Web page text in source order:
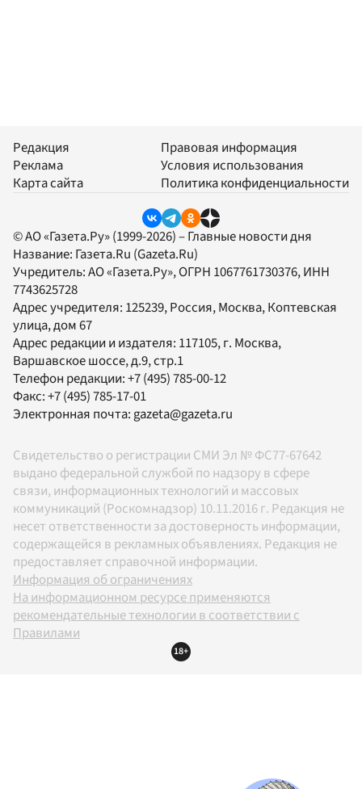
Редакция
Реклама
Карта сайта
Правовая информация
Условия использования
Политика конфиденциальности
© АО «Газета.Ру» (1999-2026) – Главные новости дня
Название: Газета.Ru (Gazeta.Ru)
Учредитель:АО «Газета.Ру», ОГРН 1067761730376, ИНН
7743625728
Адрес учредителя: 125239, Россия, Москва, Коптевская
улица, дом 67
Адрес редакции и издателя: 117105, г. Москва,
Варшавское шоссе, д.9, стр.1
Телефон редакции:+7 (495) 785-00-12
Факс:+7 (495) 785-17-01
Электронная почта:gazeta@gazeta.ru
Свидетельство о регистрации СМИ Эл № ФС77-67642
выдано федеральной службой по надзору в сфере
связи, информационных технологий и массовых
коммуникаций (Роскомнадзор) 10.11.2016 г. Редакция не
несет ответственности за достоверность информации,
содержащейся в рекламных объявлениях. Редакция не
предоставляет справочной информации.
Информация об ограничениях
На информационном ресурсе применяются
рекомендательные технологии в соответствии с
Правилами
18+